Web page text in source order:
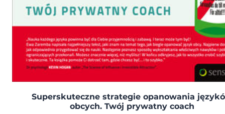
Superskuteczne strategie opanowania
obcych. Twój prywatny coach